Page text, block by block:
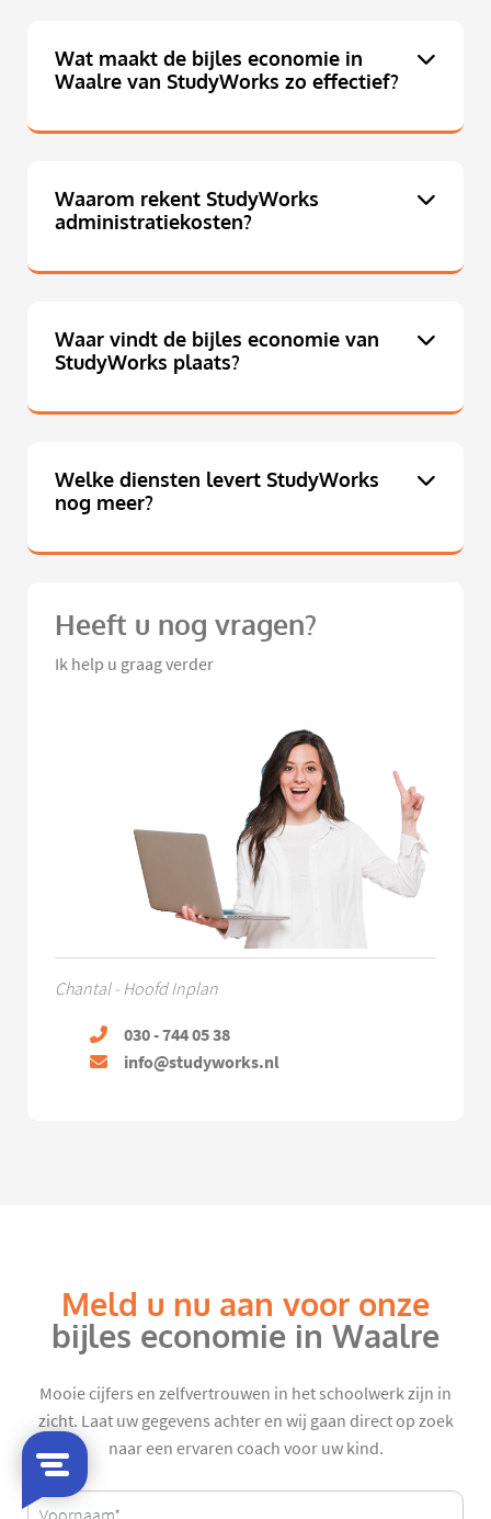
Wat maakt de bijles economie in
Waalre van StudyWorks zo effectief?
Waarom rekent StudyWorks
administratiekosten?
Waar vindt de bijles economie van
StudyWorks plaats?
Welke diensten levert StudyWorks
nog meer?
Heeft u nog vragen?
Ik help u graag verder
Chantal - Hoofd Inplan
030 - 744 05 38
info@studyworks.nl
Meld u nu aan voor onze
bijles economie in Waalre
Mooie cijfers en zelfvertrouwen in het schoolwerk zijn in
zicht. Laat uw gegevens achter en wij gaan direct op zoek
naar een ervaren coach voor uw kind.